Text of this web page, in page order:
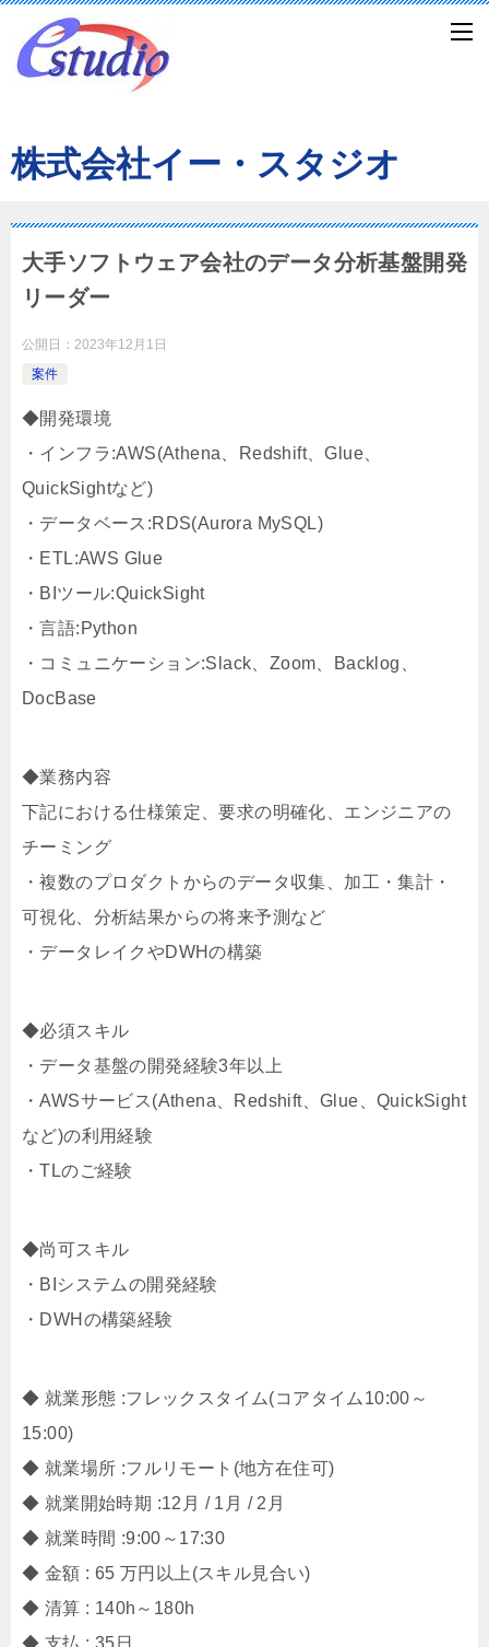
株式会社イー・スタジオ
大手ソフトウェア会社のデータ分析基盤開発
リーダー
公開日： 2023年12月1日
案件
◆開発環境
・インフラ:AWS(Athena、Redshift、Glue、
QuickSightなど)
・データベース:RDS(Aurora MySQL)
・ETL:AWS Glue
・BIツール:QuickSight
・言語:Python
・コミュニケーション:Slack、Zoom、Backlog、
DocBase
◆業務内容
下記における仕様策定、要求の明確化、エンジニアの
チーミング
・複数のプロダクトからのデータ収集、加工・集計・
可視化、分析結果からの将来予測など
・データレイクやDWHの構築
◆必須スキル
・データ基盤の開発経験3年以上
・AWSサービス(Athena、Redshift、Glue、QuickSight
など)の利用経験
・TLのご経験
◆尚可スキル
・BIシステムの開発経験
・DWHの構築経験
◆ 就業形態 :フレックスタイム(コアタイム10:00～
15:00)
◆ 就業場所 :フルリモート(地方在住可)
◆ 就業開始時期 :12月 / 1月 / 2月
◆ 就業時間 :9:00～17:30
◆ 金額 : 65 万円以上(スキル見合い)
◆ 清算 : 140h～180h
◆ 支払 : 35日